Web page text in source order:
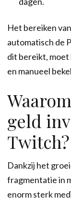
Het bereiken
automatisch de
dit bereikt, moet
en manueel
geld
Twitch?
Dankzij het
fragmentatie in
enorm sterk